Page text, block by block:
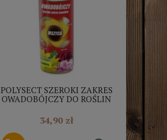
POLYSECT SZEROKI ZAKRES
OWADOBÓJCZY DO ROŚLIN
SUBSTRAL
34,90 zł